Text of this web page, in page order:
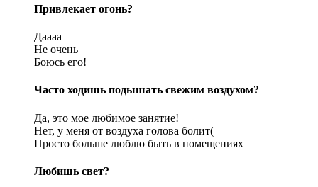
Привлекает огонь?
Даааа
Не очень
Боюсь его!
Часто ходишь подышать свежим воздухом?
Да, это мое любимое занятие!
Нет, у меня от воздуха голова болит(
Просто больше люблю быть в помещениях
Любишь свет?